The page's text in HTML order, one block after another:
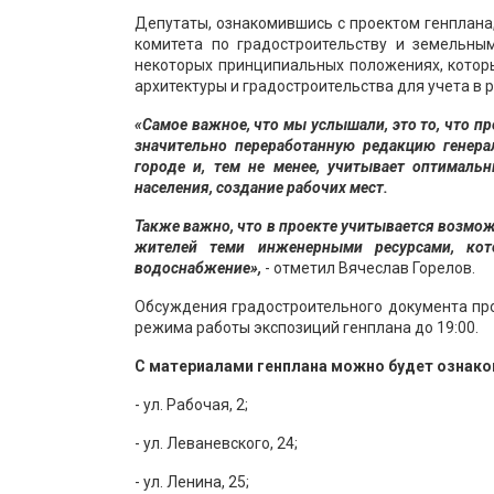
Депутаты, ознакомившись с проектом
комитета по градостроительству и
некоторых принципиальных положениях,
архитектуры и градостроительства для учета в
«Самое важное, что мы услышали, это то, что
значительно переработанную редакцию
городе и, тем не менее, учитывает
населения, создание рабочих мест.
Также важно, что в проекте учитывается
жителей теми инженерными ресурсами,
водоснабжение», - отметил Вячеслав Горелов.
Обсуждения градостроительного документа
режима работы экспозиций генплана до 19:00.
С материалами генплана можно будет
- ул. Рабочая, 2;
- ул. Леваневского, 24;
- ул. Ленина, 25;